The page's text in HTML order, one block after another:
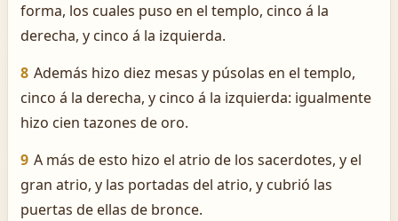
forma, los cuales puso en el templo, cinco á la
derecha, y cinco á la izquierda.
8 Además hizo diez mesas y púsolas en el templo,
cinco á la derecha, y cinco á la izquierda: igualmente
hizo cien tazones de oro.
9 A más de esto hizo el atrio de los sacerdotes, y el
gran atrio, y las portadas del atrio, y cubrió las
puertas de ellas de bronce.